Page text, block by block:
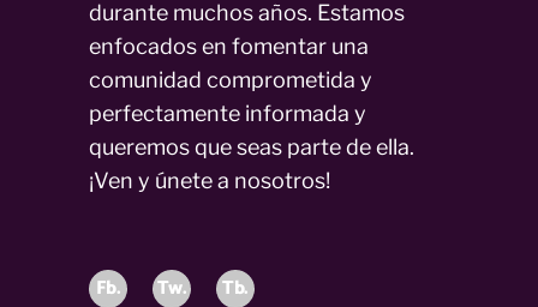
durante muchos años. Estamos
enfocados en fomentar una
comunidad comprometida y
perfectamente informada y
queremos que seas parte de ella.
¡Ven y únete a nosotros!
Fb. Tw. Tb.